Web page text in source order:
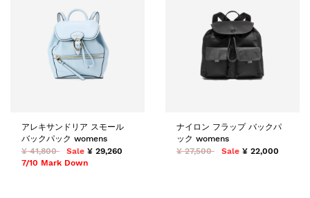
アレキサンドリア スモール
バックパック womens
¥ 41,800
Sale ¥ 29,260
7/10 Mark Down
ナイロン フラップ バックパ
ック womens
¥ 27,500
Sale ¥ 22,000